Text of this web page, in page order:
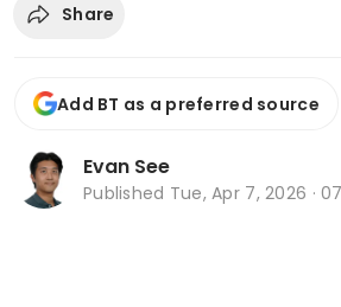
Share
Add BT as a preferred source
Evan See
Published Tue, Apr 7, 2026 ·